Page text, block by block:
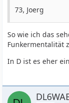
73, Joerg
So wie ich das
Funkermentalität
In D ist es eher